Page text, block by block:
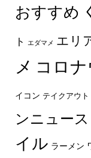
おすすめ
ト エダマメ エリ
メ コロ
イコン テイクアウト
ンニュース
イル ラーメン